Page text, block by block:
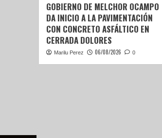
GOBIERNO DE MELCHOR OCAMPO
DA INICIO A LA PAVIMENTACIÓN
CON CONCRETO ASFÁLTICO EN
CERRADA DOLORES
Marilu Perez 06/08/2026 0